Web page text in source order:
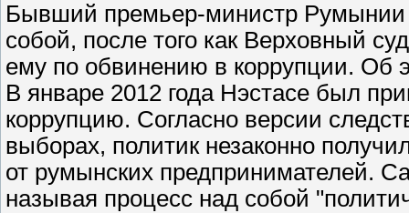
Бывший премьер-министр Румынии
собой, после того как Верховный
ему по обвинению в коррупции. Об
В январе 2012 года Нэстасе был
коррупцию. Согласно версии
выборах, политик незаконно
от румынских предпринимателей.
называя процесс над собой